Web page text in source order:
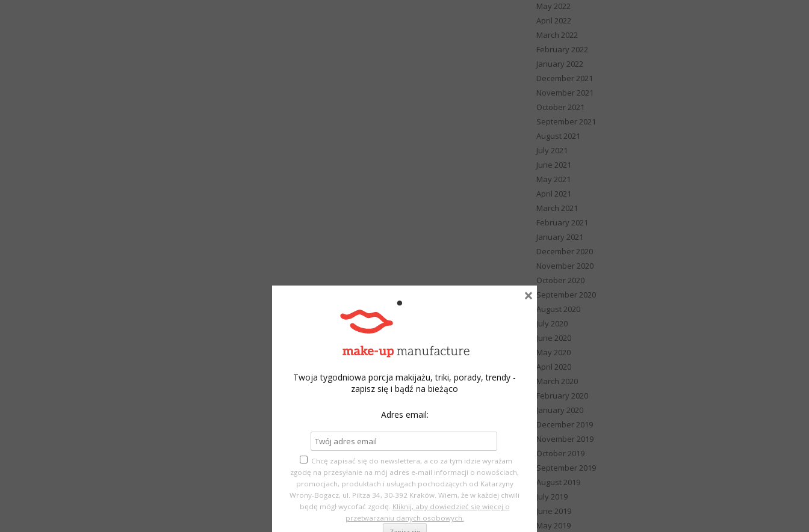
May 2022
April 2022
March 2022
February 2022
January 2022
December 2021
November 2021
October 2021
September 2021
August 2021
July 2021
June 2021
May 2021
April 2021
March 2021
February 2021
January 2021
December 2020
November 2020
October 2020
September 2020
August 2020
July 2020
June 2020
May 2020
April 2020
March 2020
February 2020
January 2020
December 2019
November 2019
October 2019
September 2019
August 2019
July 2019
June 2019
May 2019
Twoja tygodniowa porcja makijażu, triki, porady, trendy -
zapisz się i bądź na bieżąco
Adres email:
Chcę zapisać się do newslettera, a co za tym idzie wyrażam
zgodę na przesyłanie na mój adres e-mail informacji o nowościach,
promocjach, produktach i usługach pochodzących od Katarzyny
Wrony-Bogacz, ul. Piltza 34, 30-392 Kraków. Wiem, że w każdej chwili
będę mógł wycofać zgodę. Kliknij, aby dowiedzieć się więcej o
przetwarzaniu danych osobowych.
×